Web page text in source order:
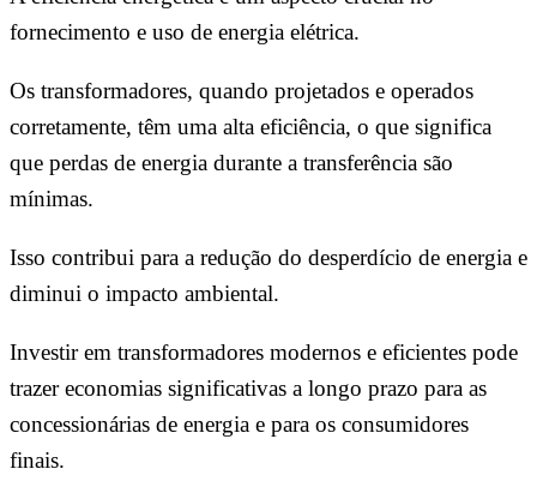
fornecimento e uso de energia elétrica.
Os transformadores, quando projetados e operados
corretamente, têm uma alta eficiência, o que significa
que perdas de energia durante a transferência são
mínimas.
Isso contribui para a redução do desperdício de energia e
diminui o impacto ambiental.
Investir em transformadores modernos e eficientes pode
trazer economias significativas a longo prazo para as
concessionárias de energia e para os consumidores
finais.